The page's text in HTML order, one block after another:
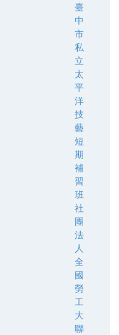
臺
中
市
私
立
太
平
洋
技
藝
短
期
補
習
班
社
團
法
人
全
國
勞
工
大
聯